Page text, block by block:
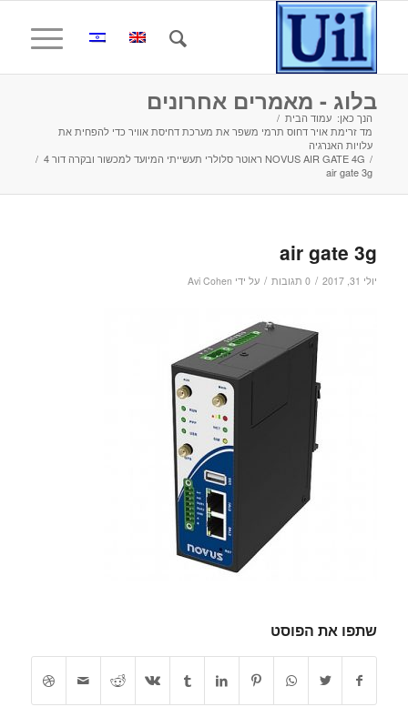
בלוג - מאמרים אחרונים
הנך כאן: עמוד הבית /
מד זרימת אויר דחוס תרמי משפר את מערכת דחיסת אוויר כדי להפחית את
עלויות האנרגיה
/ NOVUS AIR GATE 4G ראוטר סלולרי תעשייתי המיועד למכשור ובקרה דור 4
/
air gate 3g
air gate 3g
יולי 31, 2017 / 0 תגובות / על ידי Avi Cohen
שתפו את הפוסט